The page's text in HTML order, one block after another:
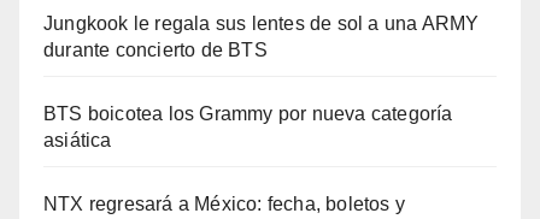
Jungkook le regala sus lentes de sol a una ARMY
durante concierto de BTS
BTS boicotea los Grammy por nueva categoría
asiática
NTX regresará a México: fecha, boletos y